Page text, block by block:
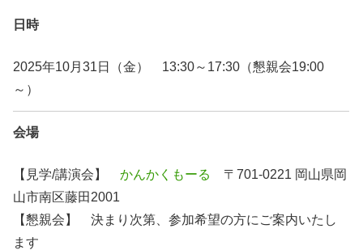
日時
2025年10月31日（金） 13:30～17:30（懇親会19:00
～）
会場
【見学/講演会】かんかくもーる
〒701-0221 岡山県岡
山市南区藤田2001
【懇親会】 決まり次第、参加希望の方にご案内いたし
ます